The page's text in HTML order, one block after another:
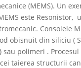
(MEMS). Un
este Resonistor,
Consolele
obisnuit din siliciu (
sau polimeri .
taierea structurii